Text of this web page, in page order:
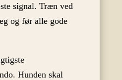
signal. Træn ved
og før alle gode
Hunden skal